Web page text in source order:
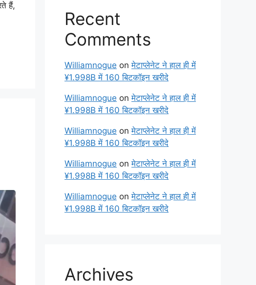
हैं,
Recent
Comments
Williamnogue onमेटाप्लेनेट ने हाल ही में
¥1.998B में 160 बिटकॉइन खरीदे
Williamnogue onमेटाप्लेनेट ने हाल ही में
¥1.998B में 160 बिटकॉइन खरीदे
Williamnogue onमेटाप्लेनेट ने हाल ही में
¥1.998B में 160 बिटकॉइन खरीदे
Williamnogue onमेटाप्लेनेट ने हाल ही में
¥1.998B में 160 बिटकॉइन खरीदे
Williamnogue onमेटाप्लेनेट ने हाल ही में
¥1.998B में 160 बिटकॉइन खरीदे
Archives